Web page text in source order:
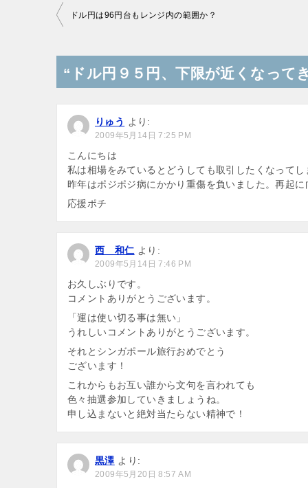
投
ナ
ー
ョ
ン
ドル円は96円台もレンジ内の範囲か？
“ドル円９５円、下限が近くなって
りゅう より:
2009年5月14日 7:25 PM
こんにちは
私は相場をみているとどうしても取引したくなってし
昨年はポジポジ病にかかり重傷を負いました。再起
応援ポチ
西 和仁 より:
2009年5月14日 7:46 PM
お久しぶりです。
コメントありがとうございます。
「運は使い切る事は無い」
うれしいコメントありがとうございます。
それとシンガポール旅行おめでとう
ございます！
これからもお互い誰から文句を言われても
色々抽選参加していきましょうね。
申し込まないと絶対当たらない精神で！
黒澤 より:
2009年5月20日 8:57 AM